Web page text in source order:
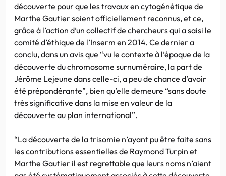
découverte pour que les travaux en cytogénétique de
Marthe Gautier soient officiellement reconnus, et ce,
grâce à l’action d’un collectif de chercheurs qui a saisi le
comité d’éthique de l’Inserm en 2014. Ce dernier a
conclu, dans un avis que “vu le contexte à l’époque de la
découverte du chromosome surnuméraire, la part de
Jérôme Lejeune dans celle-ci, a peu de chance d’avoir
été prépondérante”, bien qu’elle demeure “sans doute
très significative dans la mise en valeur de la
découverte au plan international”.
“La découverte de la trisomie n’ayant pu être faite sans
les contributions essentielles de Raymond Turpin et
Marthe Gautier il est regrettable que leurs noms n’aient